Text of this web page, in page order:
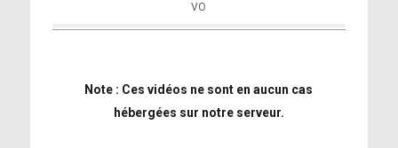
VO
Note : Ces vidéos ne sont en aucun cas
hébergées sur notre serveur.